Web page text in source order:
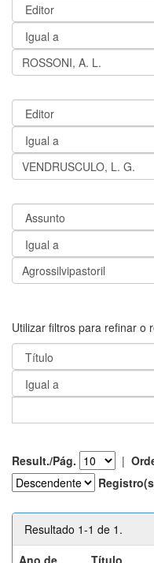
Utilizar filtros para refinar o
Result./Pág. |
Resultado 1-1 de 1.
Ano de
Título